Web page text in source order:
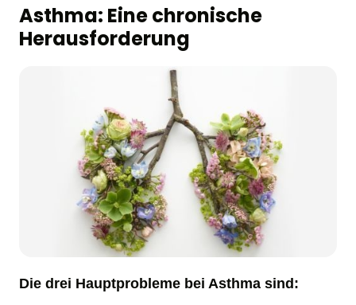
Asthma: Eine chronische
Herausforderung
Die drei Hauptprobleme bei Asthma sind: